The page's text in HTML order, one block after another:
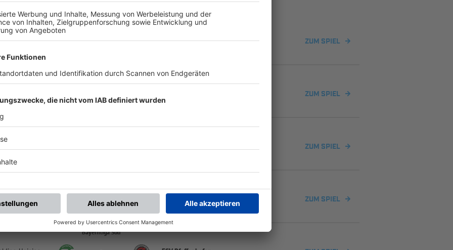
Bayernliga Süd
FC Pipinsried -:- FSV Pfaffenhofen ZUM SPIEL
Küchenstadel-Arena | Reichertshauser Str. 4 | 85250 Altomünster
Bayernliga Süd
-:- ZUM SPIEL
Bayernliga Süd
-:- ZUM SPIEL
Stadion Pfaffenhofen, Platz 1 | Ingolstädter Str. 50 | 85276 Pfaffenhofen a.d.Ilm
Pfaffenhofen - : - TSV Schwabmünchen ZUM SPIEL
Stadion Pfaffenhofen, Platz 1 | Ingolstädter Str. 50 | 85276 Pfaffenhofen a.d.Ilm
Bayernliga Süd